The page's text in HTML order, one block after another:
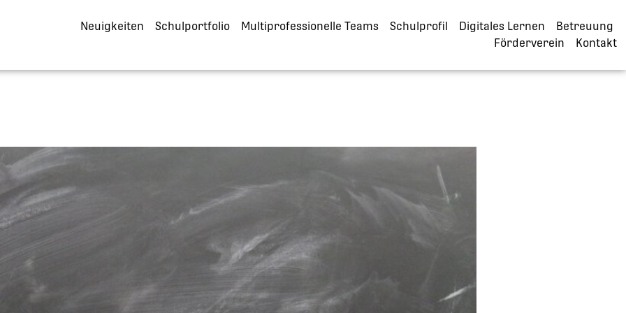
Neuigkeiten Schulportfolio Multiprofessionelle Teams Schulprofil Digitales Lernen
Betreuung
Förderverein
Kontakt